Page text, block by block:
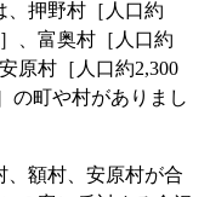
、押野村［人口約
、富奥村［人口約
原村［人口約2,300
の町や村がありまし
、額村、安原村が合